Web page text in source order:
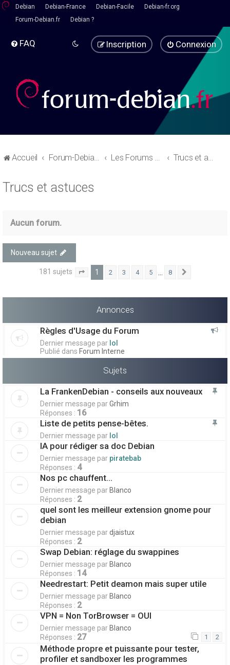
Debian Debian-France Debian-Facile
Debian-fr.org
Forum-Debian.fr
Debian ?
FAQ Connexion
Inscription
Accueil Forum-Debian.fr Les Forums d'aide Trucs et astuces
Trucs et astuces
Aucun forum.
Nouveau sujet
181 sujets Page sur 8
1 2 3 4 5 8
Annonces
Règles d'Usage du Forum
Dernier message par lol
Publié dans Forum Interne
Sujets
La FrankenDebian - conseils aux nouveaux
Dernier message parGrhim
Réponses : 16
Liste de petits pense-bêtes.
Dernier message par lol
IA pour rédiger sa doc Debian
Dernier message par piratebab
Réponses : 4
Nos pc chauffent...
Dernier message par Blanco
Réponses : 2
quel sont les meilleur extension gnome pour
debian
Dernier message pardjaistux
Réponses : 2
Swap Debian: réglage du swappines
Dernier message par Blanco
Réponses : 14
Needrestart: Petit deamon mais super utile
Dernier message par Blanco
Réponses : 2
VPN = Non TorBrowser = OUI
Dernier message par Blanco
Réponses : 27 1 2
Méthode propre et puissante pour tester,
profiler et sandboxer les programmes